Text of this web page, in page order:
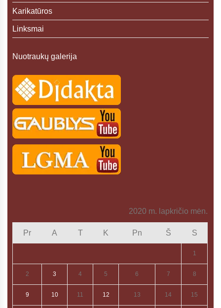
Karikatūros
Linksmai
Nuotraukų galerija
2020 m. lapkričio mėn.
Pr A T K Pn Š S
1
2 3 4 5 6 7 8
9 10 11 12 13 14 15